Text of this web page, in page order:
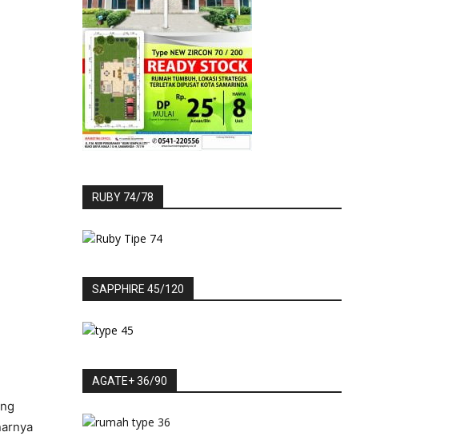
RUBY 74/78
SAPPHIRE 45/120
AGATE+ 36/90